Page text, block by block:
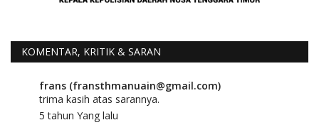
KOMENTAR, KRITIK & SARAN
frans (fransthmanuain@gmail.com)
trima kasih atas sarannya.
5 tahun Yang lalu